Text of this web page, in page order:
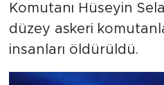
Komutanı Hüseyin
düzey askeri
insanları öldürüldü.
TARİH
KADIN